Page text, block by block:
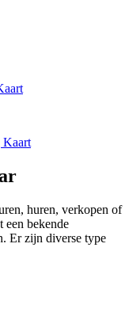
Kaart
huren, verkopen of
een bekende
Er zijn diverse type